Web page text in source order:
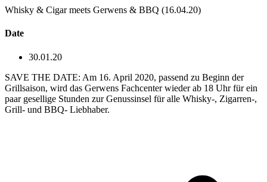
Whisky & Cigar meets Gerwens & BBQ (16.04.20)
Date
30.01.20
SAVE THE DATE: Am 16. April 2020, passend zu Beginn der
Grillsaison, wird das Gerwens Fachcenter wieder ab 18 Uhr für ein
paar gesellige Stunden zur Genussinsel für alle Whisky-, Zigarren-,
Grill- und BBQ- Liebhaber.